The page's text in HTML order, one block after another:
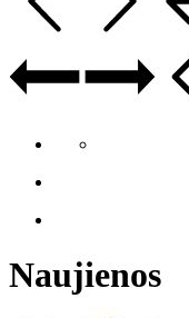
Naujienos